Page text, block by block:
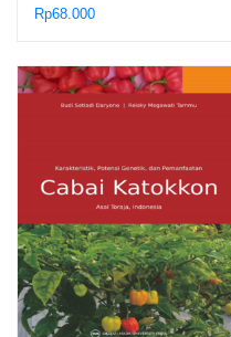
IBU KOTA NEGARA…
Rp68.000